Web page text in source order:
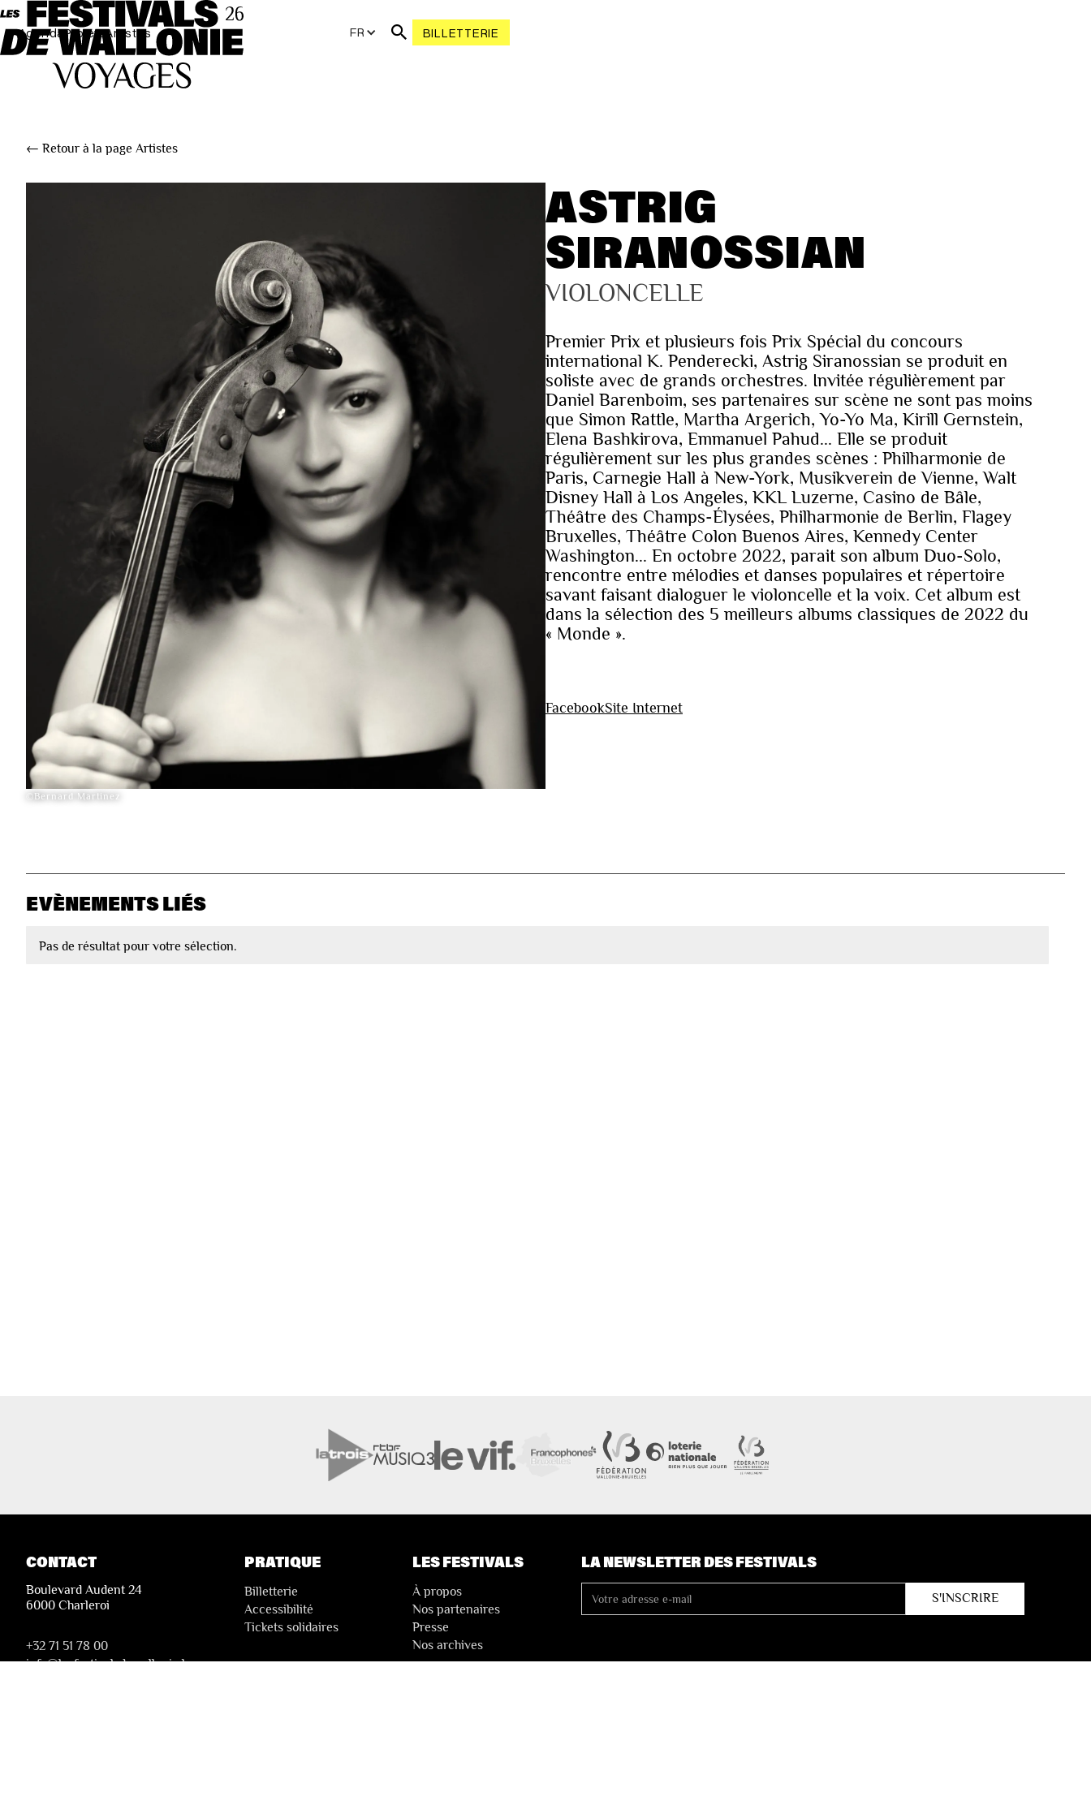
AgendaProjetsArtistes FR BILLETTERIE
← Retour à la page Artistes
©Bernard Martinez
ASTRIG
SIRANOSSIAN
VIOLONCELLE
Premier Prix et plusieurs fois Prix Spécial du concours
international K. Penderecki, Astrig Siranossian se produit en
soliste avec de grands orchestres. Invitée régulièrement par
Daniel Barenboim, ses partenaires sur scène ne sont pas moins
que Simon Rattle, Martha Argerich, Yo-Yo Ma, Kirill Gernstein,
Elena Bashkirova, Emmanuel Pahud... Elle se produit
régulièrement sur les plus grandes scènes : Philharmonie de
Paris, Carnegie Hall à New-York, Musikverein de Vienne, Walt
Disney Hall à Los Angeles, KKL Luzerne, Casino de Bâle,
Théâtre des Champs-Élysées, Philharmonie de Berlin, Flagey
Bruxelles, Théâtre Colon Buenos Aires, Kennedy Center
Washington... En octobre 2022, parait son album Duo-Solo,
rencontre entre mélodies et danses populaires et répertoire
savant faisant dialoguer le violoncelle et la voix. Cet album est
dans la sélection des 5 meilleurs albums classiques de 2022 du
« Monde ».
FacebookSite Internet
EVÈNEMENTS LIÉS
Pas de résultat pour votre sélection.
CONTACT
Boulevard Audent 24
6000 Charleroi
+32 71 51 78 00
info@lesfestivalsdewallonie.be
PRATIQUE
Billetterie
Accessibilité
Tickets solidaires
LES FESTIVALS
À propos
Nos partenaires
Presse
Nos archives
LA NEWSLETTER DES FESTIVALS